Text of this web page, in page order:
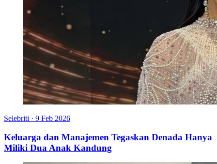
Selebriti · 9 Feb 2026
Keluarga dan Manajemen Tegaskan Denada Hanya
Miliki Dua Anak Kandung